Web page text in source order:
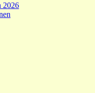
2026